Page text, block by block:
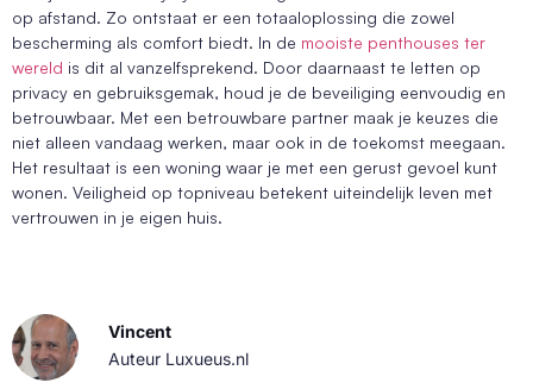
op afstand. Zo ontstaat er een totaaloplossing die zowel
bescherming als comfort biedt. In de mooiste penthouses ter
wereld is dit al vanzelfsprekend. Door daarnaast te letten op
privacy en gebruiksgemak, houd je de beveiliging eenvoudig en
betrouwbaar. Met een betrouwbare partner maak je keuzes die
niet alleen vandaag werken, maar ook in de toekomst meegaan.
Het resultaat is een woning waar je met een gerust gevoel kunt
wonen. Veiligheid op topniveau betekent uiteindelijk leven met
vertrouwen in je eigen huis.
Vincent
Auteur Luxueus.nl